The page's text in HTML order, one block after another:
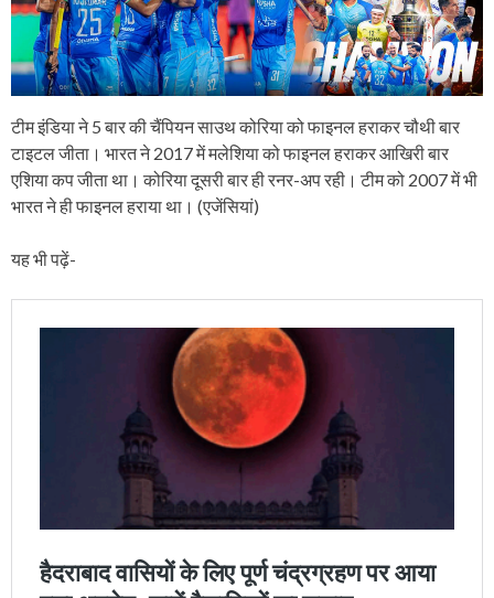
टीम इंडिया ने 5 बार की चैंपियन साउथ कोरिया को फाइनल हराकर चौथी बार
टाइटल जीता। भारत ने 2017 में मलेशिया को फाइनल हराकर आखिरी बार
एशिया कप जीता था। कोरिया दूसरी बार ही रनर-अप रही। टीम को 2007 में भी
भारत ने ही फाइनल हराया था। (एजेंसियां)
यह भी पढ़ें-